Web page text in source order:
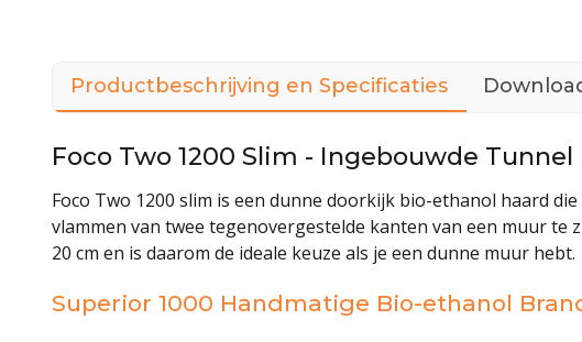
Productbeschrijving en Specificaties
Foco Two 1200 Slim - Ingebouwde Tunnel
Foco Two 1200 slim is een dunne doorkijk bio-ethanol haard
vlammen van twee tegenovergestelde kanten van een muur te
20 cm en is daarom de ideale keuze als je een dunne muur hebt.
Superior 1000 Handmatige Bio-ethanol